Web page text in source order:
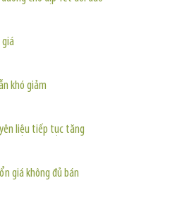
khó giảm
liệu tiếp tục tăng
giá không đủ bán